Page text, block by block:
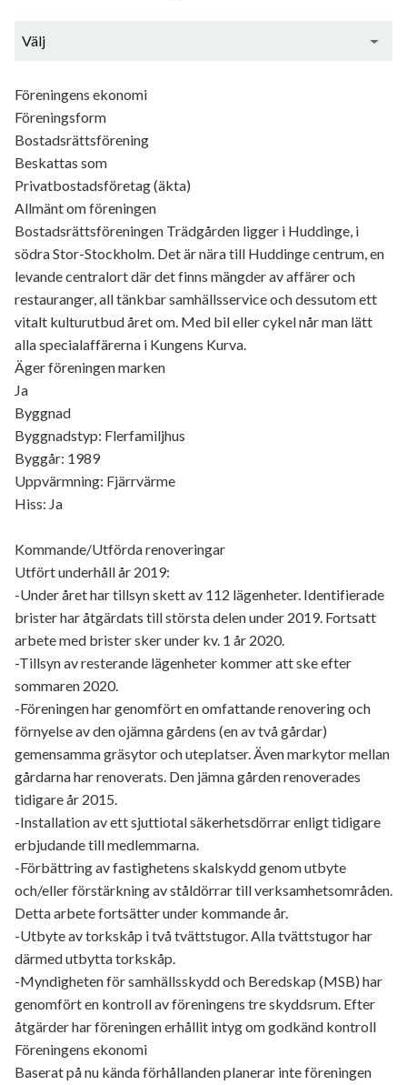
Välj
Föreningens ekonomi
Föreningsform
Bostadsrättsförening
Beskattas som
Privatbostadsföretag (äkta)
Allmänt om föreningen
Bostadsrättsföreningen Trädgården ligger i Huddinge, i
södra Stor-Stockholm. Det är nära till Huddinge centrum, en
levande centralort där det finns mängder av affärer och
restauranger, all tänkbar samhällsservice och dessutom ett
vitalt kulturutbud året om. Med bil eller cykel når man lätt
alla specialaffärerna i Kungens Kurva.
Äger föreningen marken
Ja
Byggnad
Byggnadstyp: Flerfamiljhus
Byggår: 1989
Uppvärmning: Fjärrvärme
Hiss: Ja
Kommande/Utförda renoveringar
Utfört underhåll år 2019:
-Under året har tillsyn skett av 112 lägenheter. Identifierade
brister har åtgärdats till största delen under 2019. Fortsatt
arbete med brister sker under kv. 1 år 2020.
-Tillsyn av resterande lägenheter kommer att ske efter
sommaren 2020.
-Föreningen har genomfört en omfattande renovering och
förnyelse av den ojämna gårdens (en av två gårdar)
gemensamma gräsytor och uteplatser. Även markytor mellan
gårdarna har renoverats. Den jämna gården renoverades
tidigare år 2015.
-Installation av ett sjuttiotal säkerhetsdörrar enligt tidigare
erbjudande till medlemmarna.
-Förbättring av fastighetens skalskydd genom utbyte
och/eller förstärkning av ståldörrar till verksamhetsområden.
Detta arbete fortsätter under kommande år.
-Utbyte av torkskåp i två tvättstugor. Alla tvättstugor har
därmed utbytta torkskåp.
-Myndigheten för samhällsskydd och Beredskap (MSB) har
genomfört en kontroll av föreningens tre skyddsrum. Efter
åtgärder har föreningen erhållit intyg om godkänd kontroll
Föreningens ekonomi
Baserat på nu kända förhållanden planerar inte föreningen